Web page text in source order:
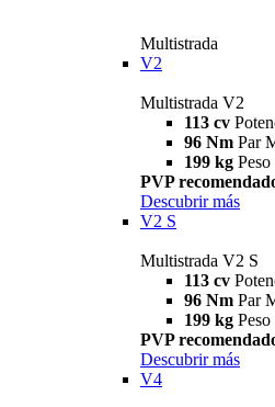
Multistrada
V2
Multistrada V2
113 cv
96 Nm Par
199 kg Peso
PVP
Descubrir más
V2 S
Multistrada V2 S
113 cv
96 Nm Par
199 kg Peso
PVP
Descubrir más
V4